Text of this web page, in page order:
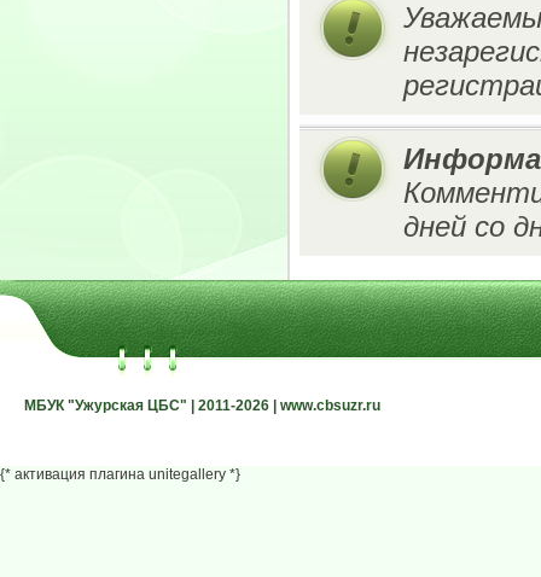
дней со
МБУК "Ужурская ЦБС" | 2011-2026 | www.cbsuzr.ru
МБУК "Ужурская ЦБС" | 2011-2026 | www.cbsuzr.ru
{* активация плагина unitegallery *}